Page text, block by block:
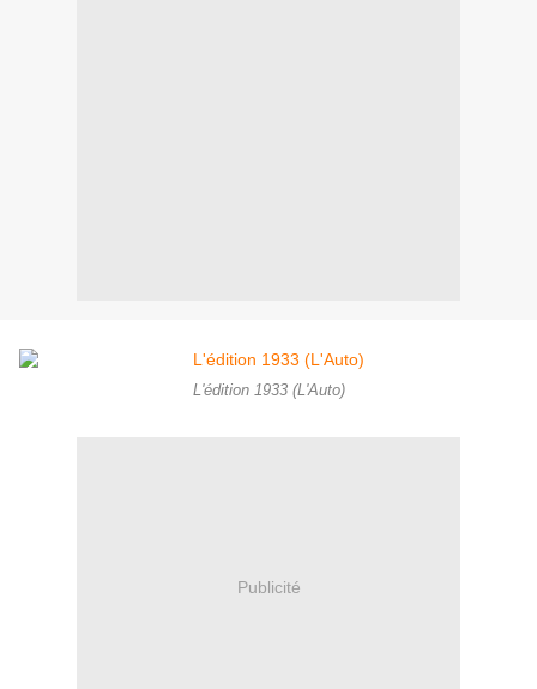
L'édition 1933 (L'Auto)
Publicité